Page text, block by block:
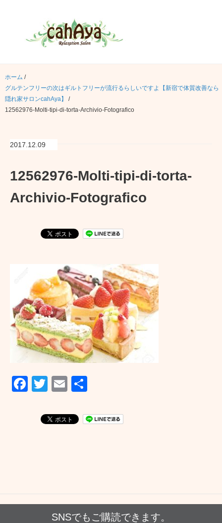
ホーム /
グルテンフリーの次はギルトフリーが流行るらしいですよ【新宿で体質改善なら
隠れ家サロンcahAya】
/
12562976-Molti-tipi-di-torta-Archivio-Fotografico
2017.12.09
12562976-Molti-tipi-di-torta-
Archivio-Fotografico
F
k
T
tt
E
ail
SNSでもご購読できます。